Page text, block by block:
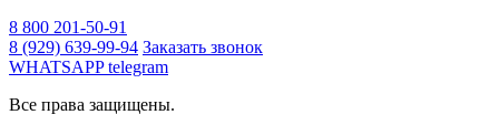
8 800 201-50-91
8 (929) 639-99-94 Заказать звонок
WHATSAPPtelegram
Все права защищены.